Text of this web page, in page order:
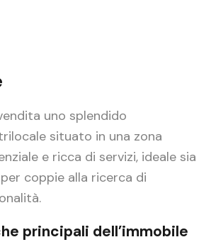
uno splendido
situato in una zona
e ricca di servizi, ideale sia
coppie alla ricerca di
principali dell’immobile